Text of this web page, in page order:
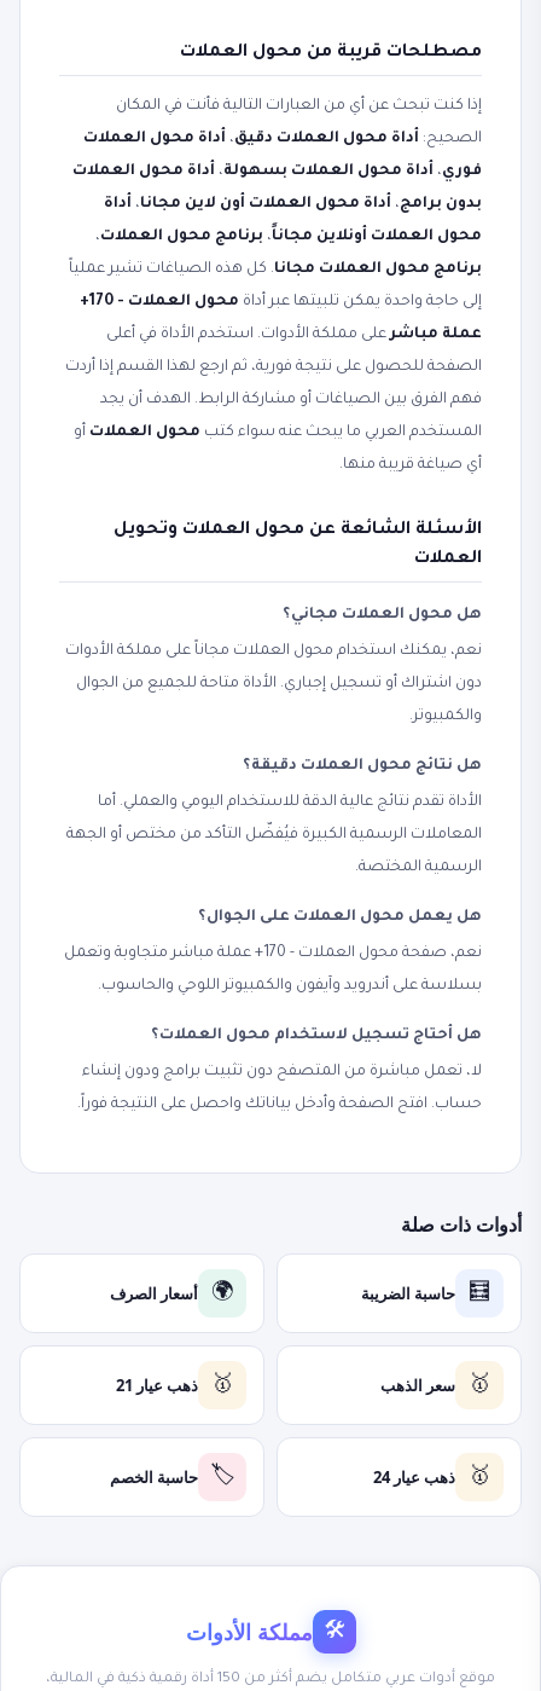
مصطلحات قريبة من محول العملات
إذا كنت تبحث عن أي من العبارات التالية فأنت في المكان
الصحيح: أداة محول العملات دقيق، أداة محول العملات
فوري، أداة محول العملات بسهولة، أداة محول العملات
بدون برامج، أداة محول العملات أون لاين مجانا، أداة
محول العملات أونلاين مجاناً، برنامج محول العملات،
برنامج محول العملات مجانا. كل هذه الصياغات تشير عملياً
إلى حاجة واحدة يمكن تلبيتها عبر أداة
محول العملات - 170+
عملة مباشرعلى مملكة الأدوات. استخدم الأداة في أعلى
الصفحة للحصول على نتيجة فورية، ثم ارجع لهذا القسم إذا أردت
فهم الفرق بين الصياغات أو مشاركة الرابط. الهدف أن يجد
المستخدم العربي ما يبحث عنه سواء كتب محول العملات أو
أي صياغة قريبة منها.
الأسئلة الشائعة عن محول العملات وتحويل
العملات
هل محول العملات مجاني؟
نعم، يمكنك استخدام محول العملات مجاناً على مملكة الأدوات
دون اشتراك أو تسجيل إجباري. الأداة متاحة للجميع من الجوال
والكمبيوتر.
هل نتائج محول العملات دقيقة؟
الأداة تقدم نتائج عالية الدقة للاستخدام اليومي والعملي. أما
المعاملات الرسمية الكبيرة فيُفضّل التأكد من مختص أو الجهة
الرسمية المختصة.
هل يعمل محول العملات على الجوال؟
نعم، صفحة محول العملات - 170+ عملة مباشر متجاوبة وتعمل
بسلاسة على أندرويد وآيفون والكمبيوتر اللوحي والحاسوب.
هل أحتاج تسجيل لاستخدام محول العملات؟
لا، تعمل مباشرة من المتصفح دون تثبيت برامج ودون إنشاء
حساب. افتح الصفحة وأدخل بياناتك واحصل على النتيجة فوراً.
أدوات ذات صلة
🧮 حاسبة الضريبة 🌍 أسعار الصرف
🥇 سعر الذهب 🥇 ذهب عيار 21
🥇 ذهب عيار 24 🏷️ حاسبة الخصم
🛠 مملكة الأدوات
موقع أدوات عربي متكامل يضم أكثر من 150 أداة رقمية ذكية في المالية،